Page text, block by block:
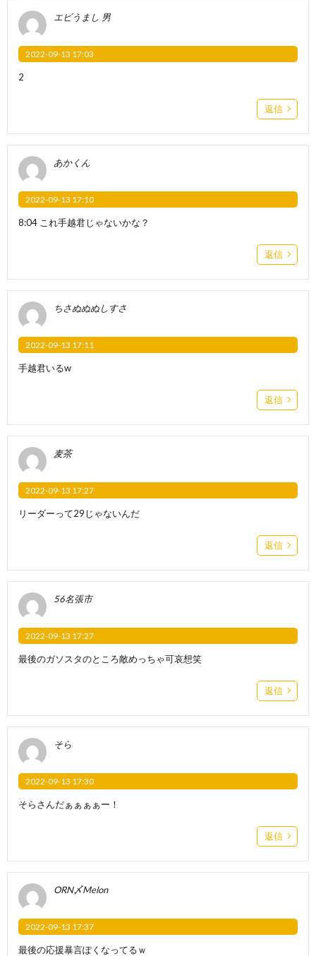
エビうまし 男
2022-09-13 17:03
2
返信
あかくん
2022-09-13 17:10
8:04 これ手越君じゃないかな？
返信
ちさぬぬぬしすさ
2022-09-13 17:11
手越君いるw
返信
麦茶
2022-09-13 17:27
リーダーって29じゃないんだ
返信
56名張市
2022-09-13 17:27
最後のガソスタのところ敵めっちゃ可哀想笑
返信
そら
2022-09-13 17:30
そらさんだぁぁぁぁー！
返信
ORN〆Melon
2022-09-13 17:37
最後の応援暴言ぽくなってるｗ